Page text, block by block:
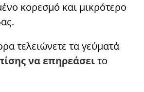
κορεσμό και μικρότερο
τελειώνετε τα γεύματά
να επηρεάσειτο